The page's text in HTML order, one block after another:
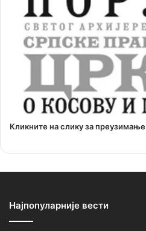
Кликните на слику за преузимање
Најпопуларније вести